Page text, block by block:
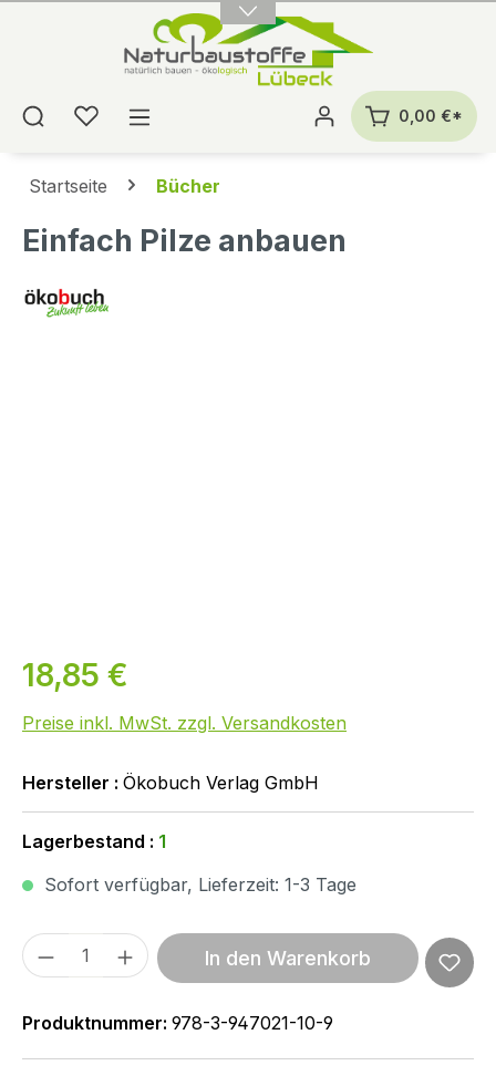
0,00 €*
Startseite Bücher
Einfach Pilze anbauen
18,85 €
Preise inkl. MwSt. zzgl. Versandkosten
Hersteller : Ökobuch Verlag GmbH
Lagerbestand : 1
Sofort verfügbar, Lieferzeit: 1-3 Tage
Produkt Anzahl: Gib den gewünschten
In den Warenkorb
Produktnummer: 978-3-947021-10-9